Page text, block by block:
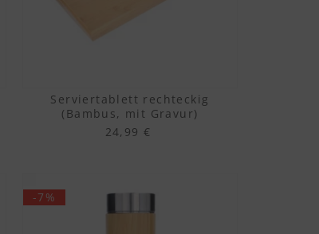
Serviertablett rechteckig
(Bambus, mit Gravur)
24,99 €
-7%